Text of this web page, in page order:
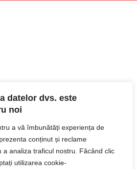
datelor dvs. este
noi
a vă îmbunătăți experiența de
conținut și reclame
a analiza traficul nostru. Făcând clic
utilizarea cookie-